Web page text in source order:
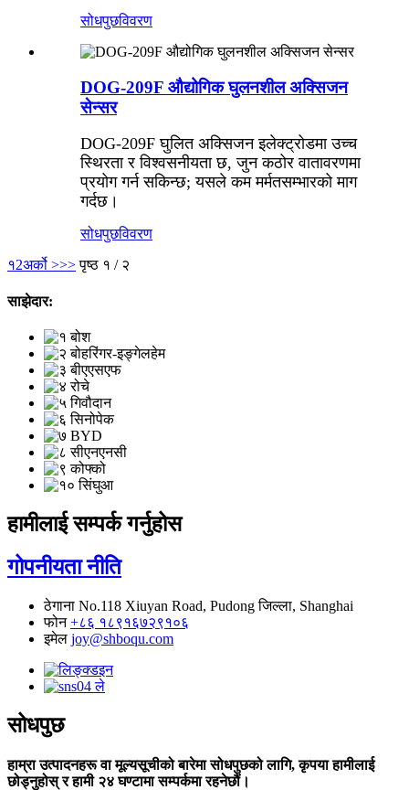
सोधपुछविवरण
DOG-209F औद्योगिक घुलनशील अक्सिजन
सेन्सर
DOG-209F घुलित अक्सिजन इलेक्ट्रोडमा उच्च
स्थिरता र विश्वसनीयता छ, जुन कठोर वातावरणमा
प्रयोग गर्न सकिन्छ; यसले कम मर्मतसम्भारको माग
गर्दछ।
सोधपुछविवरण
१2अर्को >>> पृष्ठ १ / २
साझेदार:
हामीलाई सम्पर्क गर्नुहोस
गोपनीयता नीति
ठेगाना No.118 Xiuyan Road, Pudong जिल्ला, Shanghai
फोन +८६ १८९१६७२९१०६
इमेल joy@shboqu.com
सोधपुछ
हाम्रा उत्पादनहरू वा मूल्यसूचीको बारेमा सोधपुछको लागि, कृपया हामीलाई
छोड्नुहोस् र हामी २४ घण्टामा सम्पर्कमा रहनेछौं।